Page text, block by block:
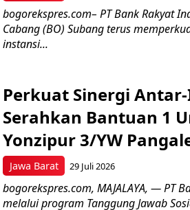
bogorekspres.com– PT Bank Rakyat
Cabang (BO) Subang terus
instansi...
Jawa Barat
Perkuat Sinergi
Serahkan Bantuan 1
Yonzipur 3/YW
29 Juli 2026
bogorekspres.com, ​MAJALAYA, — PT
melalui program Tanggung Jawab